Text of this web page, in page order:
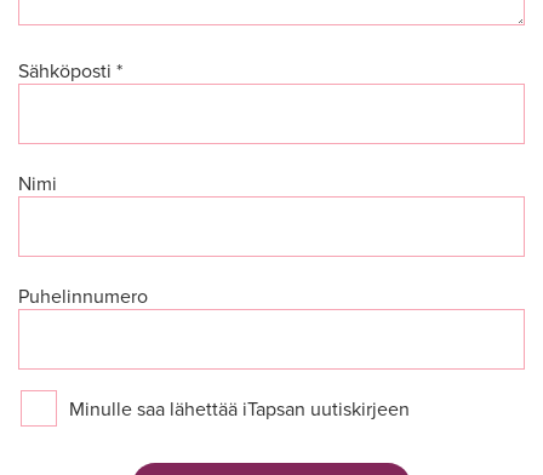
Sähköposti *
Nimi
Puhelinnumero
Minulle saa lähettää iTapsan uutiskirjeen